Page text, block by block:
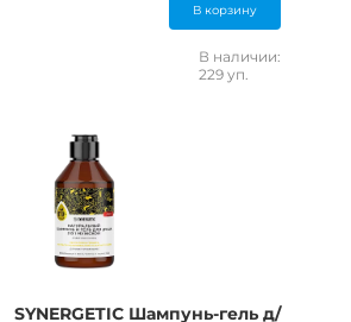
В корзину
В наличии:
229 уп.
SYNERGETIC Шампунь-гель д/